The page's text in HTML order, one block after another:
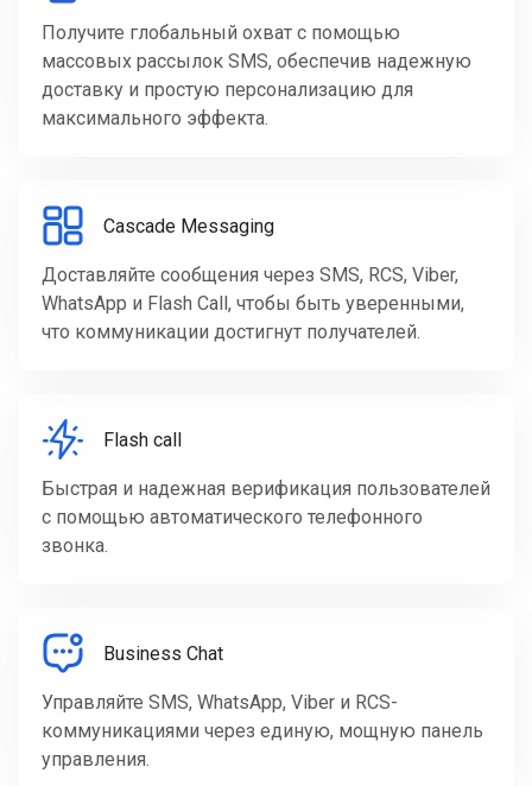
Получите глобальный охват с помощью
массовых рассылок SMS, обеспечив надежную
доставку и простую персонализацию для
максимального эффекта.
Cascade Messaging
Доставляйте сообщения через SMS, RCS, Viber,
WhatsApp и Flash Call, чтобы быть уверенными,
что коммуникации достигнут получателей.
Flash call
Быстрая и надежная верификация пользователей
с помощью автоматического телефонного
звонка.
Business Chat
Управляйте SMS, WhatsApp, Viber и RCS-
коммуникациями через единую, мощную панель
управления.